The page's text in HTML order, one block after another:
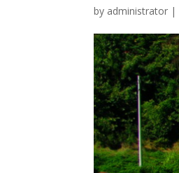
by administrator |